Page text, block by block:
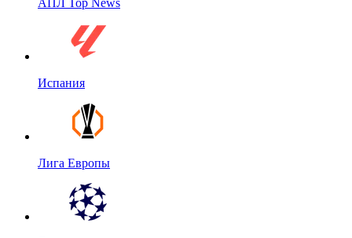
АПЛ Top News
Испания
Лига Европы